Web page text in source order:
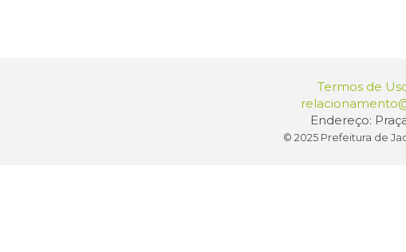
Termos de
Endereço:
© 2025 Prefeitura de